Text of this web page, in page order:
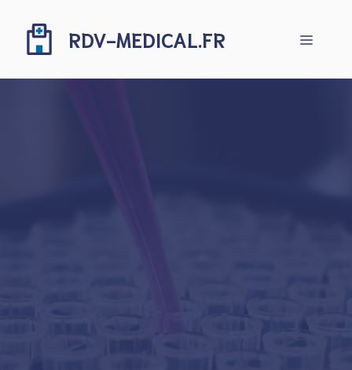
contenu
RDV-MEDICAL.FR Menu